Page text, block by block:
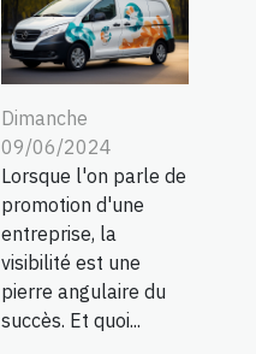
Dimanche
09/06/2024
Lorsque l'on parle de
promotion d'une
entreprise, la
visibilité est une
pierre angulaire du
succès. Et quoi...